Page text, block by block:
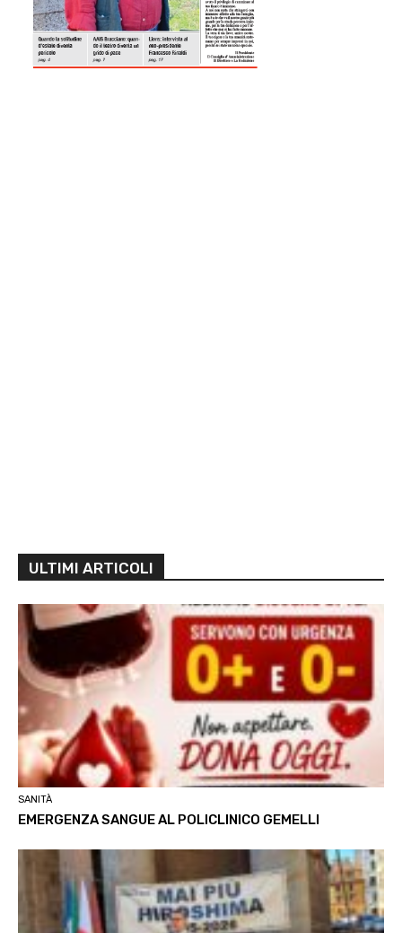
ULTIMI ARTICOLI
SANITÀ
EMERGENZA SANGUE AL POLICLINICO GEMELLI